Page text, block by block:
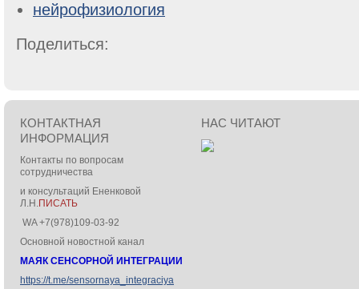
нейрофизиология
Поделиться:
КОНТАКТНАЯ
ИНФОРМАЦИЯ
Контакты по вопросам
сотрудничества
и консультаций Ененковой
Л.Н.ПИСАТЬ
WA +7(978)109-03-92
Основной новостной канал
МАЯК СЕНСОРНОЙ ИНТЕГРАЦИИ
https://t.me/sensornaya_integraciya
НАС ЧИТАЮТ